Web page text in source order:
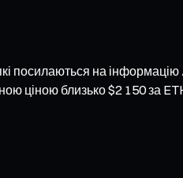
посилаються на
ціною близько $2 150 за